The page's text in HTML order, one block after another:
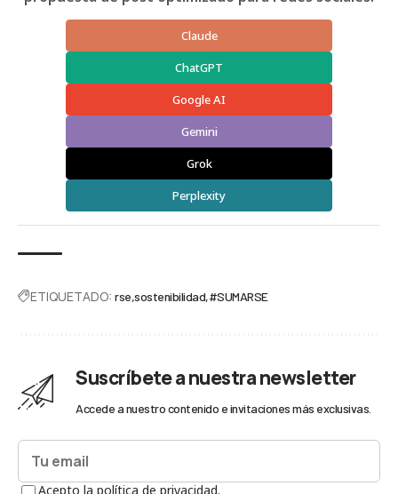
Claude
ChatGPT
Google AI
Gemini
Grok
Perplexity
ETIQUETADO: rse sostenibilidad #SUMARSE
Suscríbete a nuestra newsletter
Accede a nuestro contenido e invitaciones más exclusivas.
Acepto la política de privacidad.